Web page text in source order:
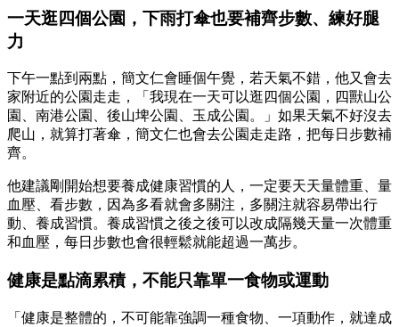
一天逛四個公園，下雨打傘也要補齊步數、練好腿
力
下午一點到兩點，簡文仁會睡個午覺，若天氣不錯，他又會去
家附近的公園走走，「我現在一天可以逛四個公園，四獸山公
園、南港公園、後山埤公園、玉成公園。」如果天氣不好沒去
爬山，就算打著傘，簡文仁也會去公園走走路，把每日步數補
齊。
他建議剛開始想要養成健康習慣的人，一定要天天量體重、量
血壓、看步數，因為多看就會多關注，多關注就容易帶出行
動、養成習慣。養成習慣之後之後可以改成隔幾天量一次體重
和血壓，每日步數也會很輕鬆就能超過一萬步。
健康是點滴累積，不能只靠單一食物或運動
「健康是整體的，不可能靠強調一種食物、一項動作，就達成